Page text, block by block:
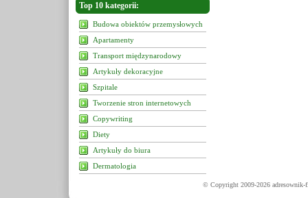
Top 10 kategorii:
Budowa obiektów przemysłowych
Apartamenty
Transport międzynarodowy
Artykuły dekoracyjne
Szpitale
Tworzenie stron internetowych
Copywriting
Diety
Artykuły do biura
Dermatologia
© Copyright 2009-2026